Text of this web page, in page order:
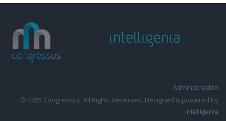
Administración
© 2025 Congressus. All Rights Reserved. Designed & powered by
Intelligenia